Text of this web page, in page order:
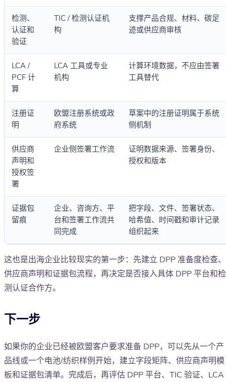
检测、
认证和
验证
TIC / 检测认证机
构
支撑产品合规、材料、碳足
迹或供应商审核
LCA /
PCF 计
算
LCA 工具或专业
机构
计算环境数据，不应由签署
工具替代
注册证
明
欧盟注册系统或政
府系统
草案中的注册证明属于系统
侧机制
供应商
声明和
授权签
署
企业侧签署工作流
证明数据来源、签署身份、
授权和版本
证据包
留痕
企业、咨询方、平
台和签署工作流共
同完成
把字段、文件、签署状态、
哈希值、时间戳和审计记录
组织起来
这也是出海企业比较现实的第一步：先建立 DPP 准备度检查、
供应商声明和证据包流程，再决定是否接入具体 DPP 平台和检
测认证合作方。
下一步
如果你的企业已经被欧盟客户要求准备 DPP，可以先从一个产
品线或一个电池/纺织样例开始，建立字段矩阵、供应商声明模
板和证据包清单。完成后，再评估 DPP 平台、TIC 验证、LCA